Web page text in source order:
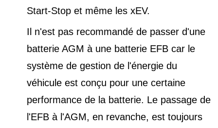
Start-Stop et même les xEV.
Il n'est pas recommandé de passer d'une
batterie AGM à une batterie EFB car le
système de gestion de l'énergie du
véhicule est conçu pour une certaine
performance de la batterie. Le passage de
l'EFB à l'AGM, en revanche, est toujours